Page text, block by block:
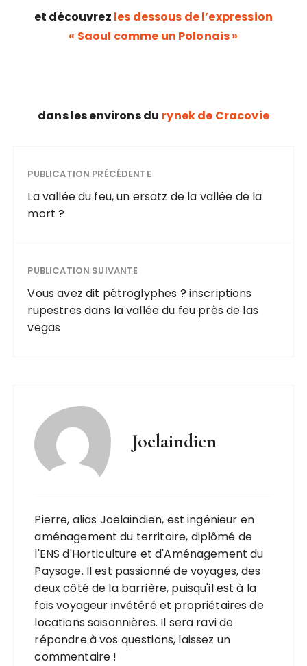
et découvrez les dessous de l’expression
« Saoul comme un Polonais »
dans les environs du rynek de Cracovie
PUBLICATION PRÉCÉDENTE
La vallée du feu, un ersatz de la vallée de la
mort ?
PUBLICATION SUIVANTE
Vous avez dit pétroglyphes ? inscriptions
rupestres dans la vallée du feu près de las
vegas
Joelaindien
Pierre, alias Joelaindien, est ingénieur en
aménagement du territoire, diplômé de
l'ENS d'Horticulture et d'Aménagement du
Paysage. Il est passionné de voyages, des
deux côté de la barrière, puisqu'il est à la
fois voyageur invétéré et propriétaires de
locations saisonnières. Il sera ravi de
répondre à vos questions, laissez un
commentaire !